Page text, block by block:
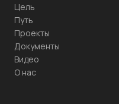
Цель
Путь
Проекты
Документы
Видео
О нас